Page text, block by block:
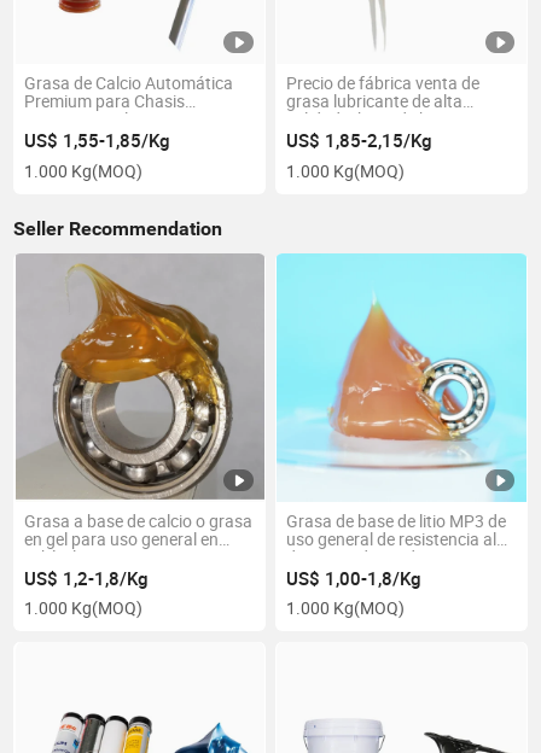
Grasa de Calcio Automática
Premium para Chasis
Automotriz Nlgi MP3
US$ 1,55-1,85/Kg
1.000 Kg(MOQ)
Precio de fábrica venta de
grasa lubricante de alta
calidad a base de bario para
molino de acero, maquinaria
de equipo a prueba de agua,
grasa compleja a base de
US$ 1,85-2,15/Kg
1.000 Kg(MOQ)
Seller Recommendation
Grasa a base de calcio o grasa
en gel para uso general en
vehículos automotrices y en
maquinaria industrial
US$ 1,2-1,8/Kg
1.000 Kg(MOQ)
Grasa de base de litio MP3 de
uso general de resistencia al
desgaste de grado superior
Para lubricante para
maquinaria de minería litio de
alta temperatura resistente al
US$ 1,00-1,8/Kg
1.000 Kg(MOQ)